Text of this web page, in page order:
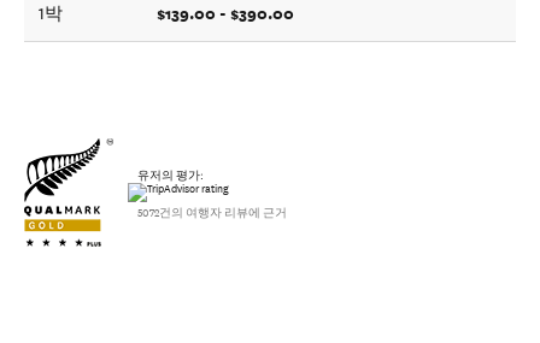
1박 $139.00 - $390.00
유저의 평가:
5072건의 여행자 리뷰에 근거